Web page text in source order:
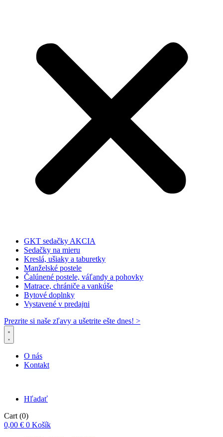
GKT sedačky AKCIA
Sedačky na mieru
Kreslá, ušiaky a taburetky
Manželské postele
Čalúnené postele, váľandy a pohovky
Matrace, chrániče a vankúše
Bytové doplnky
Vystavené v predajni
Prezrite si naše zľavy a ušetrite ešte dnes! >​
O nás
Kontakt
Hľadať
Cart (0)
0,00 € 0 Košík